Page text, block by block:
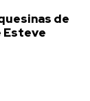
de
Esteve